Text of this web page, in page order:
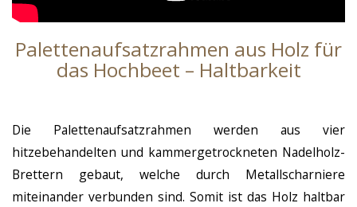
Palettenaufsatzrahmen aus Holz für
das Hochbeet – Haltbarkeit
Die Palettenaufsatzrahmen werden aus vier
hitzebehandelten und kammergetrockneten Nadelholz-
Brettern gebaut, welche durch Metallscharniere
miteinander verbunden sind. Somit ist das Holz haltbar